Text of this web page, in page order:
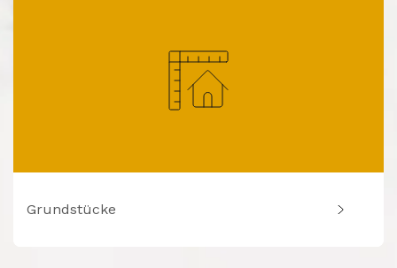
Grundstücke